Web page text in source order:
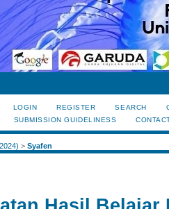
LOGIN REGISTER SEARCH
SUBMISSION GUIDELINESS
> Syafen